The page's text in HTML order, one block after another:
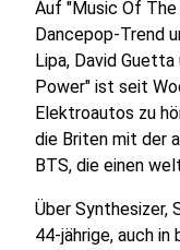
Auf "Music Of
Dancepop-Trend
Lipa, David
Power" ist seit
Elektroautos zu
die Briten mit der
BTS, die einen
Über Synthesizer,
44-jährige, auch